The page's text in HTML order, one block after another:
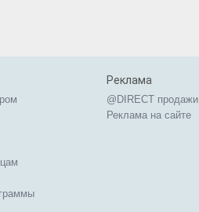
Реклама
@DIRECT продажи
Реклама на сайте